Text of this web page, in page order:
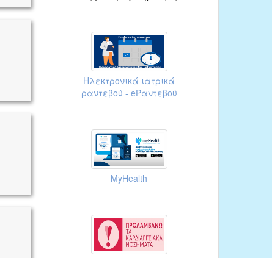
Ηλεκτρονικά ιατρικά
ραντεβού - eΡαντεβού
MyHealth